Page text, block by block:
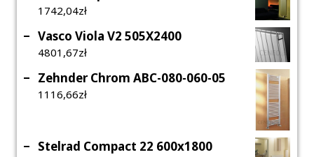
1742,04Zł
Vasco Viola V2 505X2400
4801,67Zł
Zehnder Chrom ABC-080-060-05
1116,66Zł
Stelrad Compact 22 600x1800